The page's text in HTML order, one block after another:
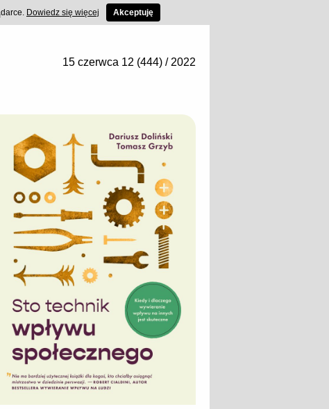
15 czerwca 12 (444) / 2022
Dowiedz się więcej Akceptuję